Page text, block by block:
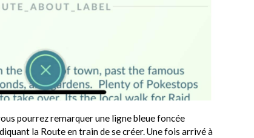
pourrez remarquer une ligne bleue foncée
la Route en train de se créer. Une fois arrivé à